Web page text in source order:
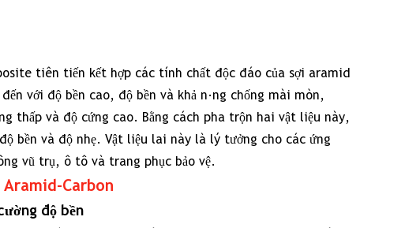
tiên tiến kết hợp các tính chất độc đáo của sợi aramid
với độ bền cao, độ bền và khả năng chống mài mòn,
thấp và độ cứng cao. Bằng cách pha trộn hai vật liệu này,
bền và độ nhẹ. Vật liệu lai này là lý tưởng cho các ứng
vũ trụ, ô tô và trang phục bảo vệ.
Carbon
độ bền